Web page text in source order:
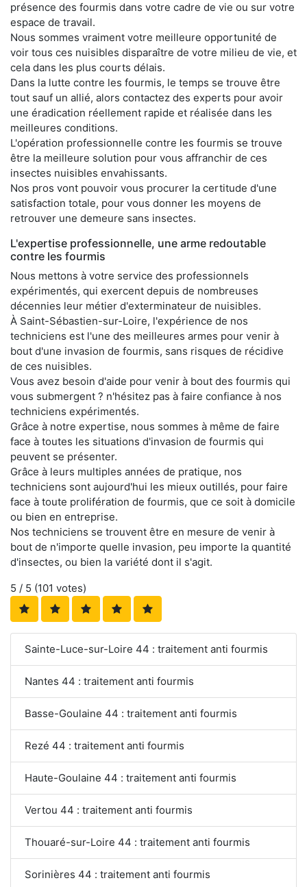
présence des fourmis dans votre cadre de vie ou sur votre
espace de travail.
Nous sommes vraiment votre meilleure opportunité de
voir tous ces nuisibles disparaître de votre milieu de vie, et
cela dans les plus courts délais.
Dans la lutte contre les fourmis, le temps se trouve être
tout sauf un allié, alors contactez des experts pour avoir
une éradication réellement rapide et réalisée dans les
meilleures conditions.
L'opération professionnelle contre les fourmis se trouve
être la meilleure solution pour vous affranchir de ces
insectes nuisibles envahissants.
Nos pros vont pouvoir vous procurer la certitude d'une
satisfaction totale, pour vous donner les moyens de
retrouver une demeure sans insectes.
L'expertise professionnelle, une arme redoutable
contre les fourmis
Nous mettons à votre service des professionnels
expérimentés, qui exercent depuis de nombreuses
décennies leur métier d'exterminateur de nuisibles.
À Saint-Sébastien-sur-Loire, l'expérience de nos
techniciens est l'une des meilleures armes pour venir à
bout d'une invasion de fourmis, sans risques de récidive
de ces nuisibles.
Vous avez besoin d'aide pour venir à bout des fourmis qui
vous submergent ? n'hésitez pas à faire confiance à nos
techniciens expérimentés.
Grâce à notre expertise, nous sommes à même de faire
face à toutes les situations d'invasion de fourmis qui
peuvent se présenter.
Grâce à leurs multiples années de pratique, nos
techniciens sont aujourd'hui les mieux outillés, pour faire
face à toute prolifération de fourmis, que ce soit à domicile
ou bien en entreprise.
Nos techniciens se trouvent être en mesure de venir à
bout de n'importe quelle invasion, peu importe la quantité
d'insectes, ou bien la variété dont il s'agit.
5 / 5 (101 votes)
Sainte-Luce-sur-Loire 44 : traitement anti fourmis
Nantes 44 : traitement anti fourmis
Basse-Goulaine 44 : traitement anti fourmis
Rezé 44 : traitement anti fourmis
Haute-Goulaine 44 : traitement anti fourmis
Vertou 44 : traitement anti fourmis
Thouaré-sur-Loire 44 : traitement anti fourmis
Sorinières 44 : traitement anti fourmis